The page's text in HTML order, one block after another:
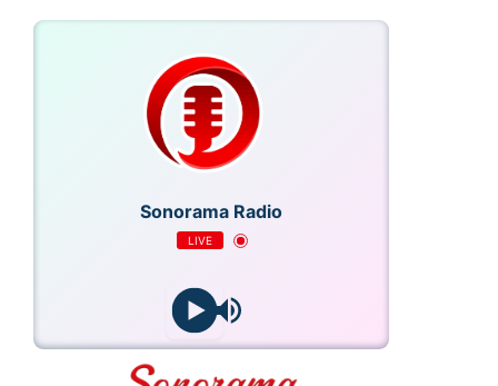
Sonorama Radio
LIVE